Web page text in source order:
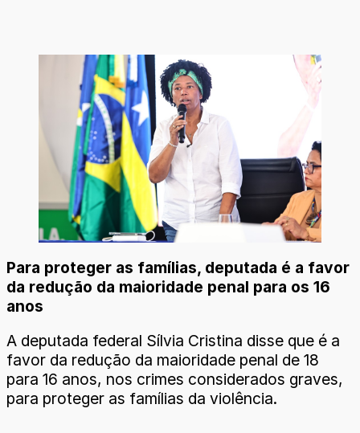
Para proteger as famílias, deputada é a favor
da redução da maioridade penal para os 16
anos
A deputada federal Sílvia Cristina disse que é a
favor da redução da maioridade penal de 18
para 16 anos, nos crimes considerados graves,
para proteger as famílias da violência.